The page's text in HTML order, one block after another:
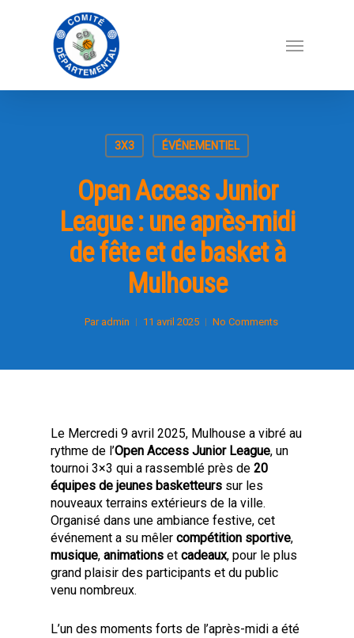
3X3 ÉVÉNEMENTIEL
Open Access Junior
League : une après-midi
de fête et de basket à
Mulhouse
Par admin 11 avril 2025 No Comments
Le Mercredi 9 avril 2025, Mulhouse a vibré au
rythme de l’Open Access Junior League, un
tournoi 3×3 qui a rassemblé près de20
équipes de jeunes basketteurs sur les
nouveaux terrains extérieurs de la ville.
Organisé dans une ambiance festive, cet
événement a su mêlercompétition sportive,
musique,animations etcadeaux, pour le plus
grand plaisir des participants et du public
venu nombreux.
L’un des moments forts de l’après-midi a été